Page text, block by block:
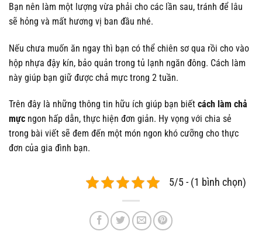
Bạn nên làm một lượng vừa phải cho các lần sau, tránh để lâu
sẽ hỏng và mất hương vị ban đầu nhé.
Nếu chưa muốn ăn ngay thì bạn có thể chiên sơ qua rồi cho vào
hộp nhựa đậy kín, bảo quản trong tủ lạnh ngăn đông. Cách làm
này giúp bạn giữ được chả mực trong 2 tuần.
Trên đây là những thông tin hữu ích giúp bạn biết cách làm chả
mực ngon hấp dẫn, thực hiện đơn giản. Hy vọng với chia sẻ
trong bài viết sẽ đem đến một món ngon khó cưỡng cho thực
đơn của gia đình bạn.
5/5 - (1 bình chọn)